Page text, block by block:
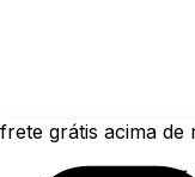
frete grátis acima de